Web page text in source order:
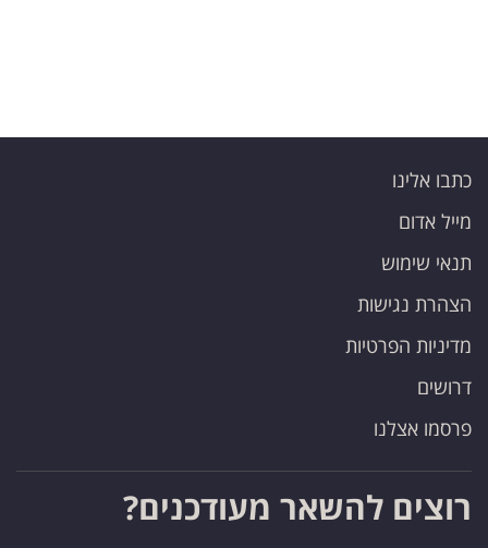
אחרינו:
כתבו אלינו
מייל אדום
תנאי שימוש
הצהרת נגישות
מדיניות הפרטיות
דרושים
פרסמו אצלנו
רוצים להשאר מעודכנים?